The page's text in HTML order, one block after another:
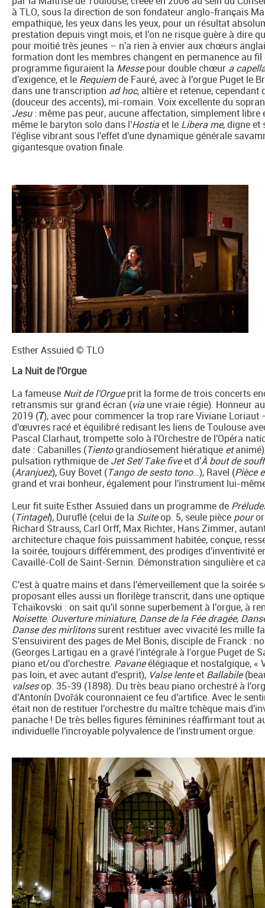
à TLO, sous la direction de son fondateur anglo-français
empathique, les yeux dans les yeux, pour un résultat
prestation depuis vingt mois, et l'on ne risque guère à dire
pour moitié très jeunes – n'a rien à envier aux chœurs
formation dont les membres changent en permanence au
programme figuraient la Messepour double chœur a
d'exigence, et le Requiemde Fauré, avec à l'orgue Puget le
dans une transcription ad hoc, altière et retenue,
(douceur des accents), mi-romain. Voix excellente du
Jesu: même pas peur, aucune affectation, simplement libre
même le baryton solo dans l'Hostiaet le Libera me, digne et
l'église vibrant sous l'effet d'une dynamique générale
gigantesque ovation finale.
Esther Assuied © TLO
La Nuit de l'Orgue
La fameuse Nuit de l'Orgueprit la forme de trois concerts
retransmis sur grand écran (viaune vraie régie). Honneur
2019 (7), avec pour commencer la trop rare Viviane
d'œuvres racé et équilibré redisant les liens de Toulouse
Pascal Clarhaut, trompette solo à l'Orchestre de l'Opéra
date : Cabanilles (Tientograndiosement hiératique et
pulsation rythmique de Jet Set/Take fiveet d'À bout de
(Aranjuez), Guy Bovet (Tango de sesto tono…), Ravel (Pièce
grand et vrai bonheur, également pour l'instrument lui-
Leur fit suite Esther Assuied dans un programme de
(Tintagel), Duruflé (celui de la Suiteop. 5, seule pièce pour
Richard Strauss, Carl Orff, Max Richter, Hans Zimmer,
architecture chaque fois puissamment habitée, conçue,
la soirée, toujours différemment, des prodiges d'inventivité
Cavaillé-Coll de Saint-Sernin. Démonstration singulière et
C'est à quatre mains et dans l'émerveillement que la soirée
proposant elles aussi un florilège transcrit, dans une
Tchaïkovski : on sait qu'il sonne superbement à l'orgue, à
Noisette. Ouverture miniature, Danse de la Fée dragée,
Danse des mirlitonssurent restituer avec vivacité les mille
S'ensuivirent des pages de Mel Bonis, disciple de Franck :
(Georges Lartigau en a gravé l'intégrale à l'orgue Puget de
piano et/ou d'orchestre. Pavaneélégiaque et nostalgique, «
pas loin, et avec autant d'esprit), Valse lenteet Ballabile
valsesop. 35-39 (1898). Du très beau piano orchestré à
d'Antonín Dvořák couronnaient ce feu d'artifice. Avec le
était non de restituer l'orchestre du maître tchèque mais
panache ! De très belles figures féminines réaffirmant tout
individuelle l'incroyable polyvalence de l'instrument orgue.